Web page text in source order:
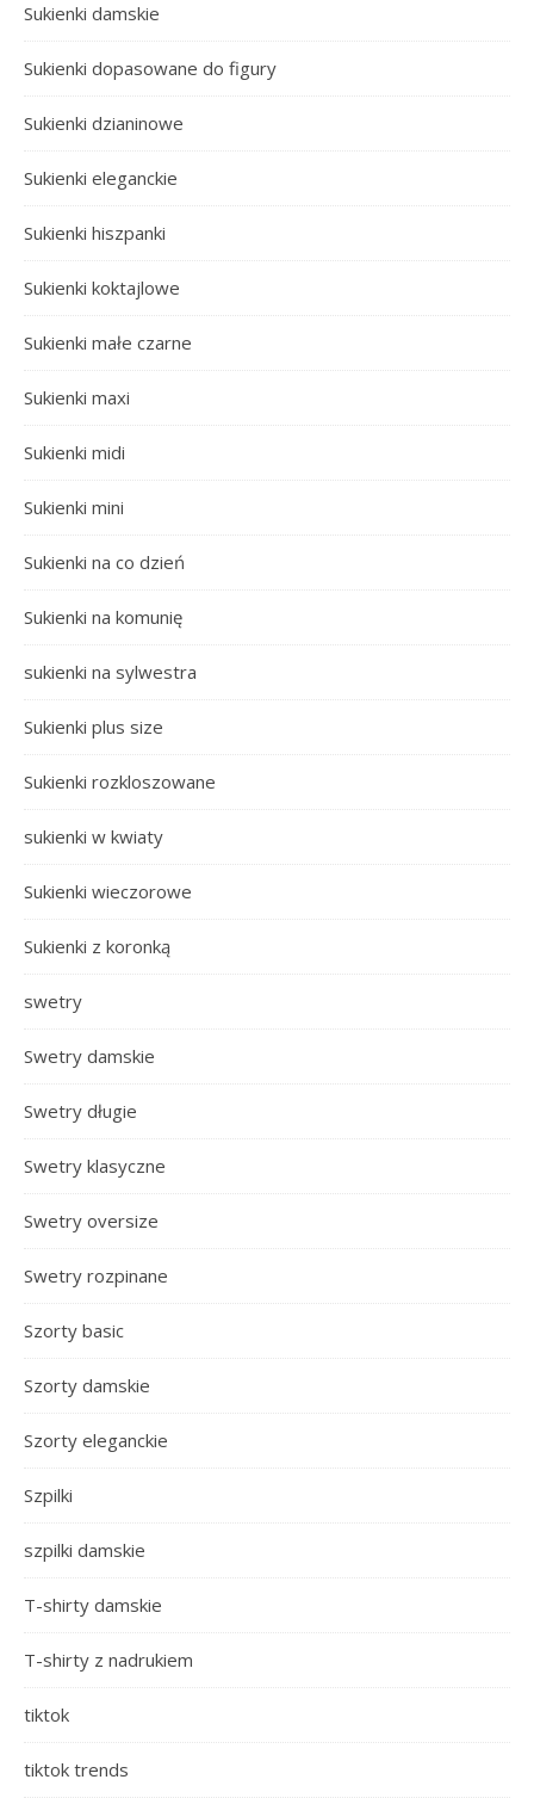
Sukienki damskie
Sukienki dopasowane do figury
Sukienki dzianinowe
Sukienki eleganckie
Sukienki hiszpanki
Sukienki koktajlowe
Sukienki małe czarne
Sukienki maxi
Sukienki midi
Sukienki mini
Sukienki na co dzień
Sukienki na komunię
sukienki na sylwestra
Sukienki plus size
Sukienki rozkloszowane
sukienki w kwiaty
Sukienki wieczorowe
Sukienki z koronką
swetry
Swetry damskie
Swetry długie
Swetry klasyczne
Swetry oversize
Swetry rozpinane
Szorty basic
Szorty damskie
Szorty eleganckie
Szpilki
szpilki damskie
T-shirty damskie
T-shirty z nadrukiem
tiktok
tiktok trends